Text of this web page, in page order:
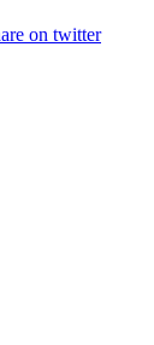
on twitter